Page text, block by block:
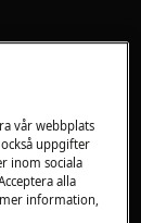
vår webbplats
uppgifter
inom sociala
alla
information,